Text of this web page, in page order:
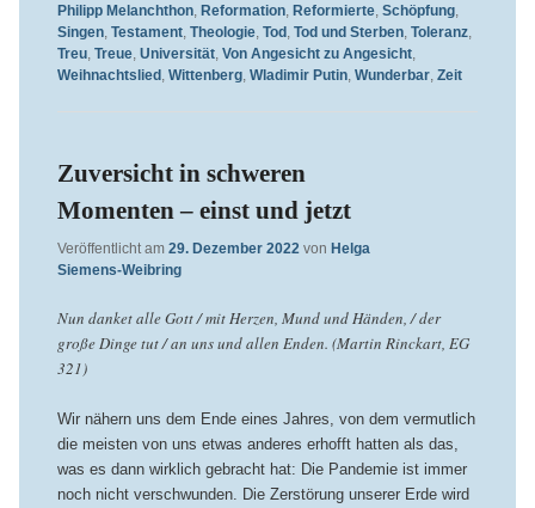
Philipp Melanchthon, Reformation, Reformierte, Schöpfung,
Singen, Testament, Theologie, Tod , Tod und Sterben, Toleranz,
Treu, Treue, Universität, Von Angesicht zu Angesicht,
Weihnachtslied , Wittenberg, Wladimir Putin, Wunderbar, Zeit
Zuversicht in schweren
Momenten – einst und jetzt
Veröffentlicht am 29. Dezember 2022 von Helga
Siemens-Weibring
Nun danket alle Gott / mit Herzen, Mund und Händen, / der
große Dinge tut / an uns und allen Enden. (Martin Rinckart, EG
321)
Wir nähern uns dem Ende eines Jahres, von dem vermutlich
die meisten von uns etwas anderes erhofft hatten als das,
was es dann wirklich gebracht hat: Die Pandemie ist immer
noch nicht verschwunden. Die Zerstörung unserer Erde wird